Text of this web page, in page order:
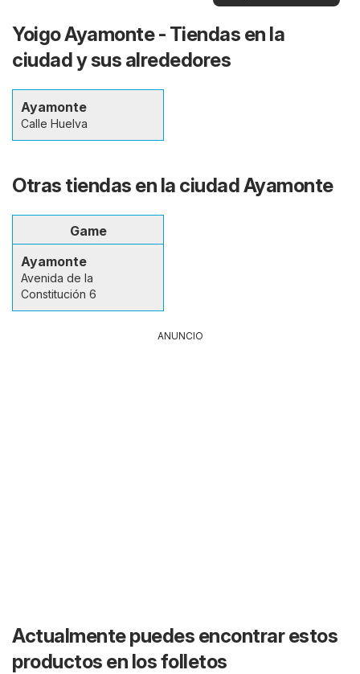
Yoigo Ayamonte - Tiendas en la
ciudad y sus alrededores
Ayamonte
Calle Huelva
Otras tiendas en la ciudad Ayamonte
Game
Ayamonte
Avenida de la
Constitución 6
ANUNCIO
Actualmente puedes encontrar estos
productos en los folletos